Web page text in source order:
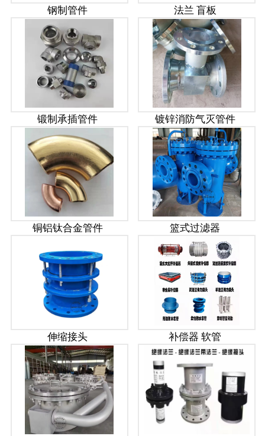
钢制管件 法兰 盲板
锻制承插管件 镀锌消防气灭管件
铜铝钛合金管件 篮式过滤器
伸缩接头 补偿器 软管